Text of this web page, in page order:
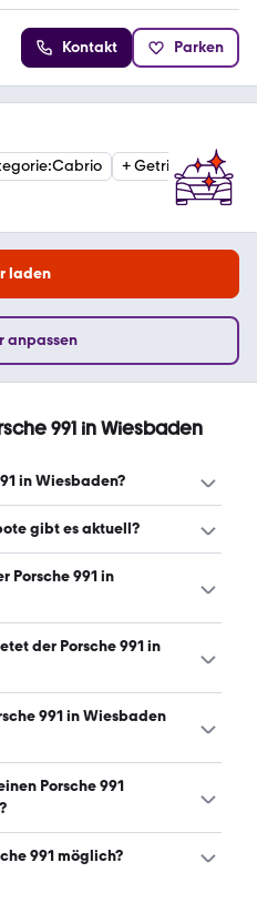
Kontakt Parken
:Cabrio +Getriebe:
laden
anpassen
991 in Wiesbaden
in Wiesbaden?
991 in Wiesbaden liegt
gibt es aktuell?
bei mobile.de, davon 21
(Stand: 7.8.2026)
Porsche 991 in
hat Leistungen zwischen
der Porsche 991 in
ist mit automatischem und
(Stand: 7.8.2026)
991 in Wiesbaden
gibt es in folgenden
orange, rot, silber und weiß.
Porsche 991
an mobile.de-
991 möglich?